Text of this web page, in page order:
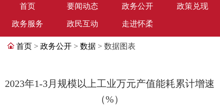
首页 要闻动态 政务公开 政策兑现
政务服务 政民互动 走进怀柔
首页 > 政务公开 > 数据 > 数据图表
2023年1-3月规模以上工业万元产值能耗累计增速
（%）